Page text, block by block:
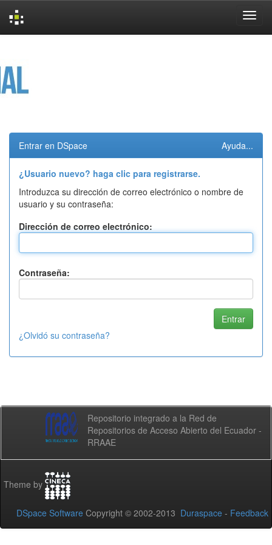
Entrar en DSpace Ayuda...
¿Usuario nuevo? haga clic para registrarse.
Introduzca su dirección de correo electrónico o nombre de
usuario y su contraseña:
Dirección de correo electrónico:
Contraseña:
¿Olvidó su contraseña?
Repositorio integrado a la Red de
Repositorios de Acceso Abierto del Ecuador -
RRAAE
Theme by
DSpace Software Copyright © 2002-2013 Duraspace - Feedback